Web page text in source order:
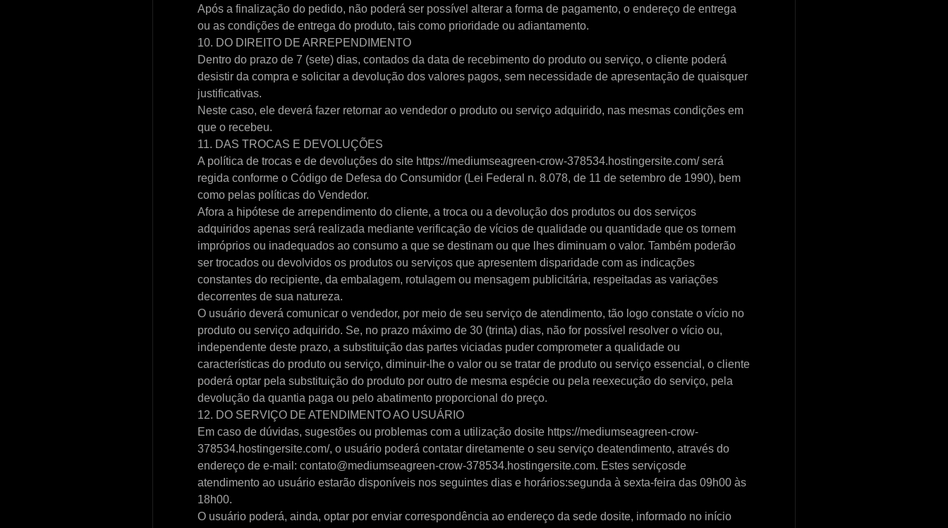
Após a finalização do pedido, não poderá ser possível alterar a forma de pagamento, o endereço de entrega
ou as condições de entrega do produto, tais como prioridade ou adiantamento.
10. DO DIREITO DE ARREPENDIMENTO
Dentro do prazo de 7 (sete) dias, contados da data de recebimento do produto ou serviço, o cliente poderá
desistir da compra e solicitar a devolução dos valores pagos, sem necessidade de apresentação de quaisquer
justificativas.
Neste caso, ele deverá fazer retornar ao vendedor o produto ou serviço adquirido, nas mesmas condições em
que o recebeu.
11. DAS TROCAS E DEVOLUÇÕES
A política de trocas e de devoluções do site https://mediumseagreen-crow-378534.hostingersite.com/ será
regida conforme o Código de Defesa do Consumidor (Lei Federal n. 8.078, de 11 de setembro de 1990), bem
como pelas políticas do Vendedor.
Afora a hipótese de arrependimento do cliente, a troca ou a devolução dos produtos ou dos serviços
adquiridos apenas será realizada mediante verificação de vícios de qualidade ou quantidade que os tornem
impróprios ou inadequados ao consumo a que se destinam ou que lhes diminuam o valor. Também poderão
ser trocados ou devolvidos os produtos ou serviços que apresentem disparidade com as indicações
constantes do recipiente, da embalagem, rotulagem ou mensagem publicitária, respeitadas as variações
decorrentes de sua natureza.
O usuário deverá comunicar o vendedor, por meio de seu serviço de atendimento, tão logo constate o vício no
produto ou serviço adquirido. Se, no prazo máximo de 30 (trinta) dias, não for possível resolver o vício ou,
independente deste prazo, a substituição das partes viciadas puder comprometer a qualidade ou
características do produto ou serviço, diminuir-lhe o valor ou se tratar de produto ou serviço essencial, o cliente
poderá optar pela substituição do produto por outro de mesma espécie ou pela reexecução do serviço, pela
devolução da quantia paga ou pelo abatimento proporcional do preço.
12. DO SERVIÇO DE ATENDIMENTO AO USUÁRIO
Em caso de dúvidas, sugestões ou problemas com a utilização dosite https://mediumseagreen-crow-
378534.hostingersite.com/, o usuário poderá contatar diretamente o seu serviço deatendimento, através do
endereço de e-mail: contato@mediumseagreen-crow-378534.hostingersite.com. Estes serviçosde
atendimento ao usuário estarão disponíveis nos seguintes dias e horários:segunda à sexta-feira das 09h00 às
18h00.
O usuário poderá, ainda, optar por enviar correspondência ao endereço da sede dosite, informado no início